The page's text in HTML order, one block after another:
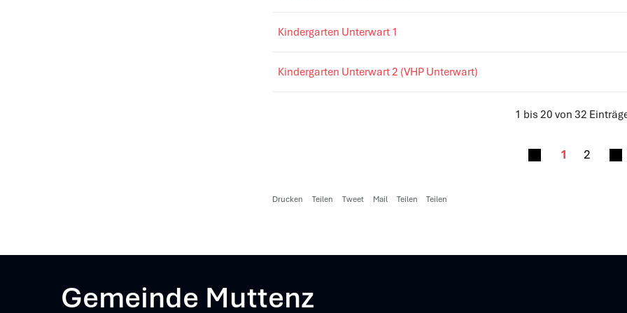
Kindergarten Unterwart 1
Kindergarten Unterwart 2 (VHP Unterwart)
1 bis 20 von 32
1 2
Drucken Teilen Tweet Mail Teilen Teilen
Gemeinde Muttenz